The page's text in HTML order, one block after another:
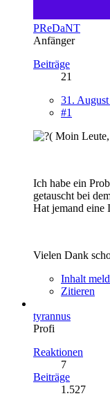
PReDaNT
Anfänger
Beiträge
21
31. August
#1
Moin Leute,
Ich habe ein
getauscht bei
Hat jemand eine
Vielen Dank
Inhalt
Zitieren
tyrannus
Profi
Reaktionen
7
Beiträge
1.527